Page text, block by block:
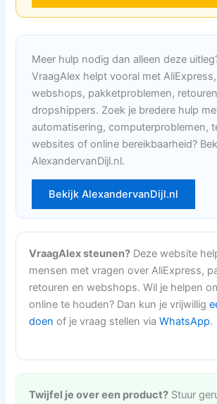
Meer hulp nodig dan alleen deze
VraagAlex helpt vooral met
webshops, pakketproblemen,
dropshippers. Zoek je bredere hulp
automatisering, computerproblemen,
websites of online bereikbaarheid?
AlexandervanDijl.nl.
Bekijk AlexandervanDijl.nl
VraagAlex steunen? Deze website
mensen met vragen over AliExpress,
retouren en webshops. Wil je helpen
online te houden? Dan kun je vrijwillig
doen of je vraag stellen viaWhatsApp.
Twijfel je over een product? Stuur